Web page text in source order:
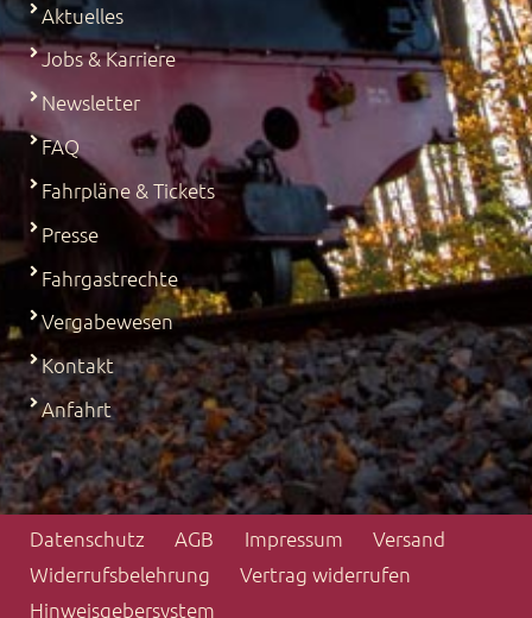
Aktuelles
Jobs & Karriere
Newsletter
FAQ
Fahrpläne & Tickets
Presse
Fahrgastrechte
Vergabewesen
Kontakt
Anfahrt
Datenschutz AGB Impressum
Versand
Widerrufs­belehrung
Vertrag widerrufen
Hinweisgebersystem